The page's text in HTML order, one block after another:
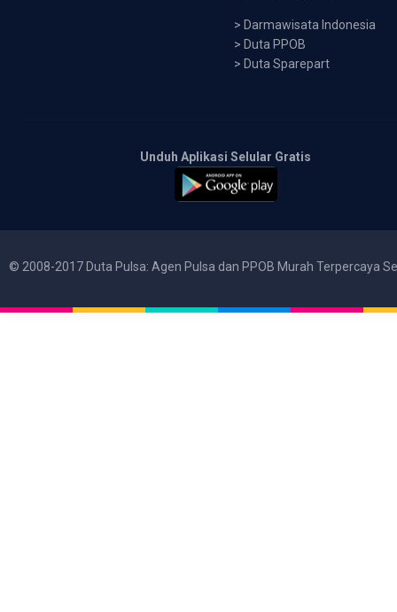
> Darmawisata Indonesia
> Duta PPOB
> Duta Sparepart
Unduh Aplikasi Selular Gratis
© 2008-2017 Duta Pulsa: Agen Pulsa dan PPOB Murah Terpercaya